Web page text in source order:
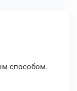
способом.